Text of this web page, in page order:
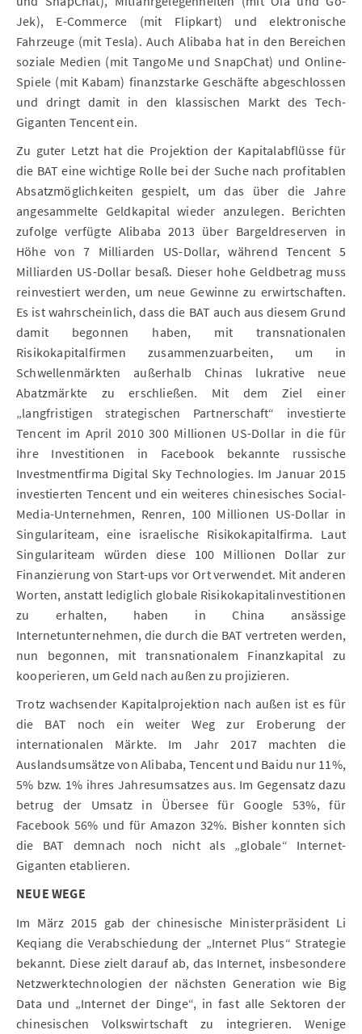
Jek), E-Commerce (mit Flipkart) und elektronische
Fahrzeuge (mit Tesla). Auch Alibaba hat in den Bereichen
soziale Medien (mit TangoMe und SnapChat) und Online-
Spiele (mit Kabam) finanzstarke Geschäfte abgeschlossen
und dringt damit in den klassischen Markt des Tech-
Giganten Tencent ein.
Zu guter Letzt hat die Projektion der Kapitalabflüsse für
die BAT eine wichtige Rolle bei der Suche nach profitablen
Absatzmöglichkeiten gespielt, um das über die Jahre
angesammelte Geldkapital wieder anzulegen. Berichten
zufolge verfügte Alibaba 2013 über Bargeldreserven in
Höhe von 7 Milliarden US-Dollar, während Tencent 5
Milliarden US-Dollar besaß. Dieser hohe Geldbetrag muss
reinvestiert werden, um neue Gewinne zu erwirtschaften.
Es ist wahrscheinlich, dass die BAT auch aus diesem Grund
damit begonnen haben, mit transnationalen
Risikokapitalfirmen zusammenzuarbeiten, um in
Schwellenmärkten außerhalb Chinas lukrative neue
Abatzmärkte zu erschließen. Mit dem Ziel einer
„langfristigen strategischen Partnerschaft“ investierte
Tencent im April 2010 300 Millionen US-Dollar in die für
ihre Investitionen in Facebook bekannte russische
Investmentfirma Digital Sky Technologies. Im Januar 2015
investierten Tencent und ein weiteres chinesisches Social-
Media-Unternehmen, Renren, 100 Millionen US-Dollar in
Singulariteam, eine israelische Risikokapitalfirma. Laut
Singulariteam würden diese 100 Millionen Dollar zur
Finanzierung von Start-ups vor Ort verwendet. Mit anderen
Worten, anstatt lediglich globale Risikokapitalinvestitionen
zu erhalten, haben in China ansässige
Internetunternehmen, die durch die BAT vertreten werden,
nun begonnen, mit transnationalem Finanzkapital zu
kooperieren, um Geld nach außen zu projizieren.
Trotz wachsender Kapitalprojektion nach außen ist es für
die BAT noch ein weiter Weg zur Eroberung der
internationalen Märkte. Im Jahr 2017 machten die
Auslandsumsätze von Alibaba, Tencent und Baidu nur 11%,
5% bzw. 1% ihres Jahresumsatzes aus. Im Gegensatz dazu
betrug der Umsatz in Übersee für Google 53%, für
Facebook 56% und für Amazon 32%. Bisher konnten sich
die BAT demnach noch nicht als „globale“ Internet-
Giganten etablieren.
NEUE WEGE
Im März 2015 gab der chinesische Ministerpräsident Li
Keqiang die Verabschiedung der „Internet Plus“ Strategie
bekannt. Diese zielt darauf ab, das Internet, insbesondere
Netzwerktechnologien der nächsten Generation wie Big
Data und „Internet der Dinge“, in fast alle Sektoren der
chinesischen Volkswirtschaft zu integrieren. Wenige